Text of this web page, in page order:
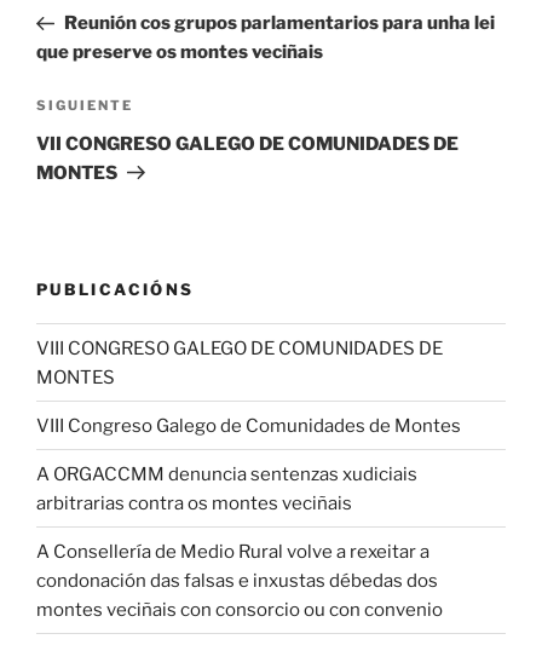
entradas
anterior:
Reunión cos grupos parlamentarios para unha lei
que preserve os montes veciñais
Siguiente
entrada
SIGUIENTE
VII CONGRESO GALEGO DE COMUNIDADES DE
MONTES
PUBLICACIÓNS
VIII CONGRESO GALEGO DE COMUNIDADES DE
MONTES
VIII Congreso Galego de Comunidades de Montes
A ORGACCMM denuncia sentenzas xudiciais
arbitrarias contra os montes veciñais
A Consellería de Medio Rural volve a rexeitar a
condonación das falsas e inxustas débedas dos
montes veciñais con consorcio ou con convenio